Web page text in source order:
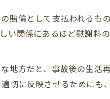
賠償として支払われるも
い関係にあるほど慰謝料
地方だと、事故後の生活
切に反映させるためにも